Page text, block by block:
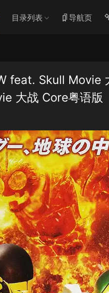
目录列表 导航页
feat. Skull Movie
大战 Core粤语版